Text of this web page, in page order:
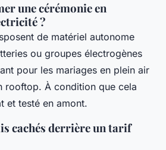
une cérémonie en
?
de matériel autonome
ou groupes électrogènes
pour les mariages en plein air
rooftop. À condition que cela
et testé en amont.
cachés derrière un tarif